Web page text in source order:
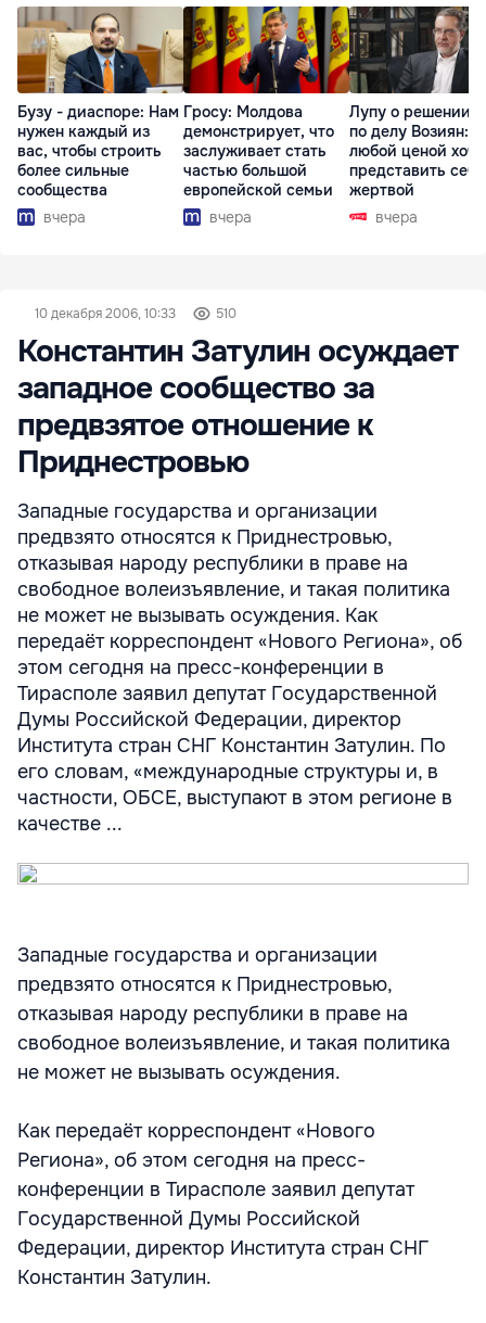
Бузу - диаспоре: Нам
нужен каждый из
вас, чтобы строить
более сильные
сообщества
вчера
Гросу: Молдова
демонстрирует, что
заслуживает стать
частью большой
европейской семьи
вчера
Лупу о решении
по делу Возиян:
любой ценой
представить себя
жертвой
вчера
10 декабря 2006, 10:33 510
Константин Затулин осуждает
западное сообщество за
предвзятое отношение к
Приднестровью
Западные государства и организации
предвзято относятся к Приднестровью,
отказывая народу республики в праве на
свободное волеизъявление, и такая политика
не может не вызывать осуждения. Как
передаёт корреспондент «Нового Региона», об
этом сегодня на пресс-конференции в
Тирасполе заявил депутат Государственной
Думы Российской Федерации, директор
Института стран СНГ Константин Затулин. По
его словам, «международные структуры и, в
частности, ОБСЕ, выступают в этом регионе в
качестве ...
Западные государства и организации
предвзято относятся к Приднестровью,
отказывая народу республики в праве на
свободное волеизъявление, и такая политика
не может не вызывать осуждения.
Как передаёт корреспондент «Нового
Региона», об этом сегодня на пресс-
конференции в Тирасполе заявил депутат
Государственной Думы Российской
Федерации, директор Института стран СНГ
Константин Затулин.